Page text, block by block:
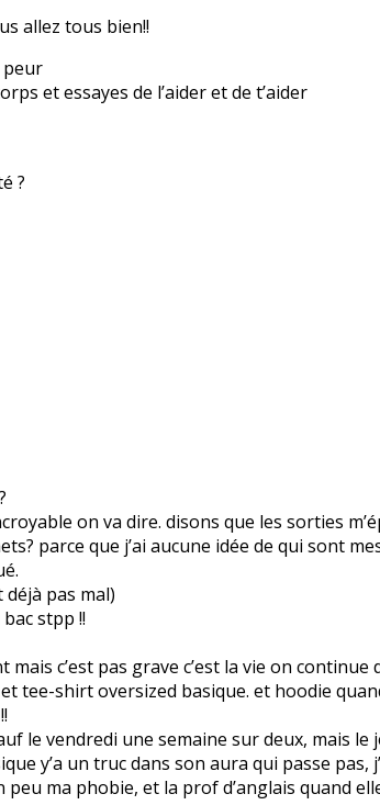
allez tous bien!!
peur
et essayes de l’aider et de t’aider
?
on va dire. disons que les sorties
parce que j’ai aucune idée de qui sont
déjà pas mal)
stpp !!
c’est pas grave c’est la vie on continue
tee-shirt oversized basique. et hoodie
le vendredi une semaine sur deux, mais le
y’a un truc dans son aura qui passe
ma phobie, et la prof d’anglais quand